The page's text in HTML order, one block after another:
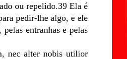
ou repelido.39 Ela é
pedir-lhe algo, e ele
entranhas e pelas
nec alter nobis utilior